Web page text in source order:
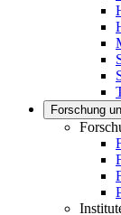
Forschung